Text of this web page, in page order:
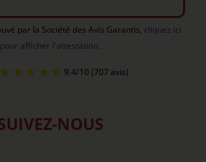
par la Société des Avis Garantis, cliquez ici
pour afficher l'attestation.
NOUS